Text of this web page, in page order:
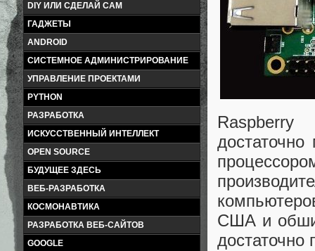
DIY ИЛИ СДЕЛАЙ САМ
ГАДЖЕТЫ
ANDROID
СИСТЕМНОЕ АДМИНИСТРИРОВАНИЕ
УПРАВЛЕНИЕ ПРОЕКТАМИ
PYTHON
РАЗРАБОТКА
ИСКУССТВЕННЫЙ ИНТЕЛЛЕКТ
OPEN SOURCE
БУДУЩЕЕ ЗДЕСЬ
ВЕБ-РАЗРАБОТКА
КОСМОНАВТИКА
РАЗРАБОТКА ВЕБ-САЙТОВ
GOOGLE
США и
достаточно